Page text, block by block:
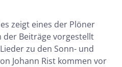
zeigt eines der Plöner
der Beiträge vorgestellt
zu den Sonn- und
Johann Rist kommen vor